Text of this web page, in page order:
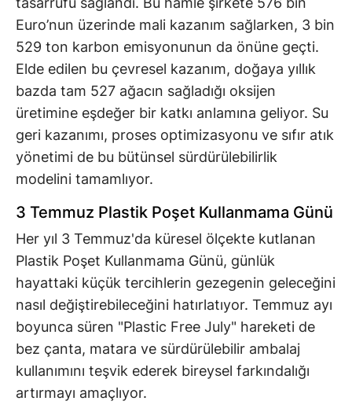
Euro’nun üzerinde mali kazanım sağlarken, 3 bin
529 ton karbon emisyonunun da önüne geçti.
Elde edilen bu çevresel kazanım, doğaya yıllık
bazda tam 527 ağacın sağladığı oksijen
üretimine eşdeğer bir katkı anlamına geliyor. Su
geri kazanımı, proses optimizasyonu ve sıfır atık
yönetimi de bu bütünsel sürdürülebilirlik
modelini tamamlıyor.
3 Temmuz Plastik Poşet Kullanmama Günü
Her yıl 3 Temmuz'da küresel ölçekte kutlanan
Plastik Poşet Kullanmama Günü, günlük
hayattaki küçük tercihlerin gezegenin geleceğini
nasıl değiştirebileceğini hatırlatıyor. Temmuz ayı
boyunca süren "Plastic Free July" hareketi de
bez çanta, matara ve sürdürülebilir ambalaj
kullanımını teşvik ederek bireysel farkındalığı
artırmayı amaçlıyor.